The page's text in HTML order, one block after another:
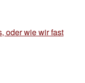
oder wie wir fast